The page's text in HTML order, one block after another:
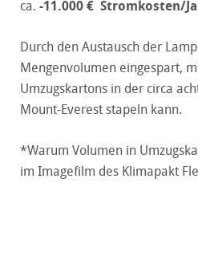
ca. -11.000 € Stromkosten/
Durch den Austausch der
Mengenvolumen eingespart,
Umzugskartons in der circa
Mount-Everest stapeln kann.
*Warum Volumen in
im Imagefilm des Klimapakt